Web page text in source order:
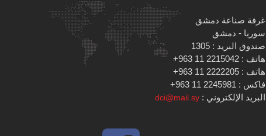
غرفة صناعة دمشق
سوريا - دمشق
صندوق البريد : 1305
هاتف : 2215042 11 963+
هاتف : 2222205 11 963+
فاكس : 2245981 11 963+
البريد الإلكتروني : dci@mail.sy